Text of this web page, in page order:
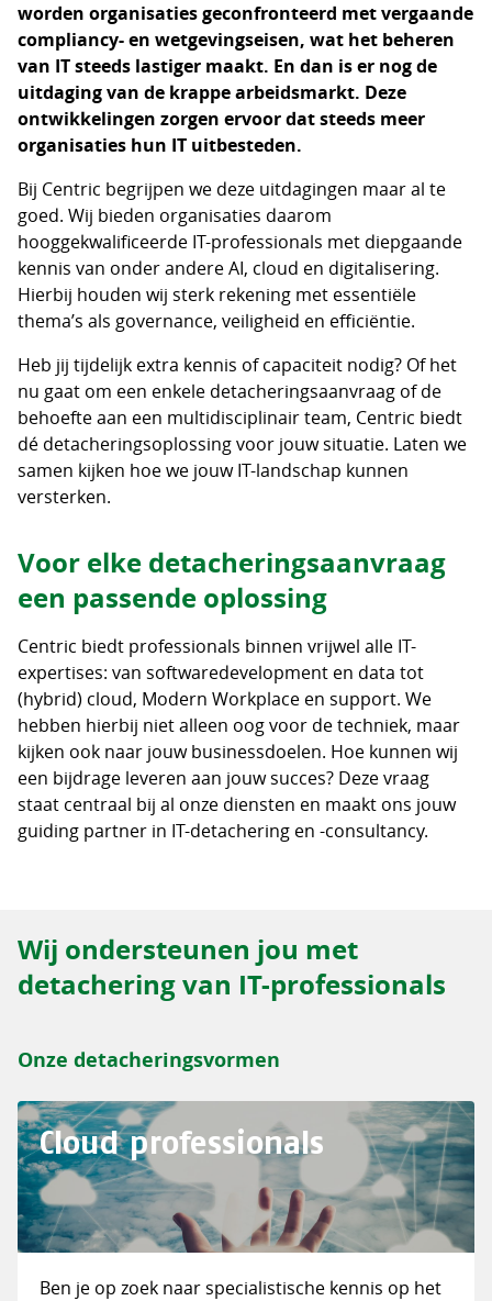
worden organisaties geconfronteerd met vergaande
compliancy- en wetgevingseisen, wat het beheren
van IT steeds lastiger maakt. En dan is er nog de
uitdaging van de krappe arbeidsmarkt. Deze
ontwikkelingen zorgen ervoor dat steeds meer
organisaties hun IT uitbesteden.
Bij Centric begrijpen we deze uitdagingen maar al te
goed. Wij bieden organisaties daarom
hooggekwalificeerde IT-professionals met diepgaande
kennis van onder andere AI, cloud en digitalisering.
Hierbij houden wij sterk rekening met essentiële
thema’s als governance, veiligheid en efficiëntie.
Heb jij tijdelijk extra kennis of capaciteit nodig? Of het
nu gaat om een enkele detacheringsaanvraag of de
behoefte aan een multidisciplinair team, Centric biedt
dé detacheringsoplossing voor jouw situatie. Laten we
samen kijken hoe we jouw IT-landschap kunnen
versterken.
Voor elke detacheringsaanvraag
een passende oplossing
Centric biedt professionals binnen vrijwel alle IT-
expertises: van softwaredevelopment en data tot
(hybrid) cloud, Modern Workplace en support. We
hebben hierbij niet alleen oog voor de techniek, maar
kijken ook naar jouw businessdoelen. Hoe kunnen wij
een bijdrage leveren aan jouw succes? Deze vraag
staat centraal bij al onze diensten en maakt ons jouw
guiding partner in IT-detachering en -consultancy.
Wij ondersteunen jou met
detachering van IT-professionals
Onze detacheringsvormen
Cloud professionals
Ben je op zoek naar specialistische kennis op het